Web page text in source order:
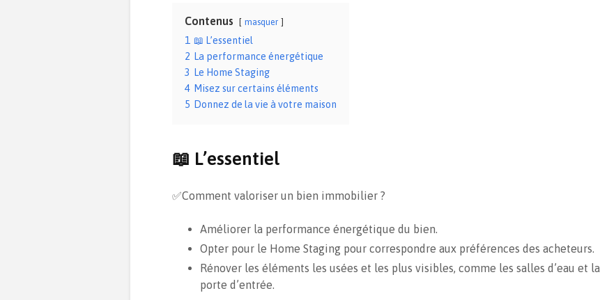
Contenus masquer
1
📖 L’essentiel
2 La performance énergétique
3
Le Home Staging
4 Misez sur certains éléments
5 Donnez de la vie à votre maison
📖 L’essentiel
✅Comment valoriser un bien immobilier ?
Améliorer la performance énergétique du bien.
Opter pour le Home Staging pour correspondre aux préférences des acheteurs.
Rénover les éléments les usées et les plus visibles, comme les salles d’eau et la
porte d’entrée.